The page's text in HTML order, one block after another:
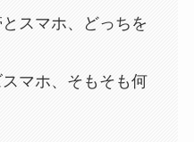
とスマホ、どっちを
マホ、そもそも何